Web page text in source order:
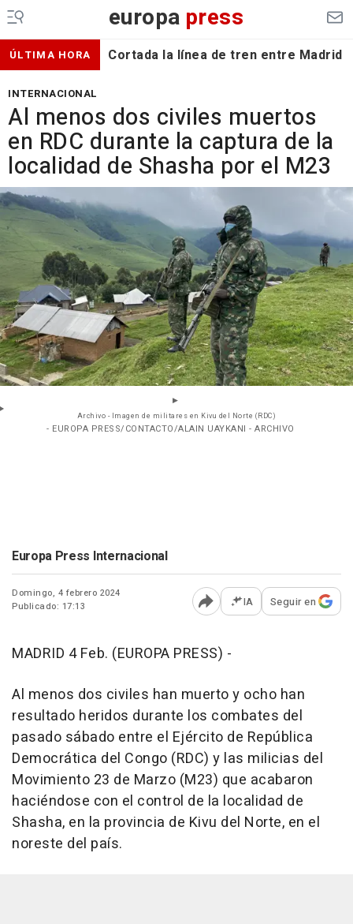
europa press
ÚLTIMA HORA Cortada la línea de tren entre Madrid
INTERNACIONAL
Al menos dos civiles muertos
en RDC durante la captura de la
localidad de Shasha por el M23
Archivo - Imagen de militares en Kivu del Norte (RDC)
- EUROPA PRESS/CONTACTO/ALAIN UAYKANI - ARCHIVO
Europa Press Internacional
Domingo, 4 febrero 2024
Publicado: 17:13
Abrir opciones para
IA Seguir en
MADRID 4 Feb. (EUROPA PRESS) -
Al menos dos civiles han muerto y ocho han
resultado heridos durante los combates del
pasado sábado entre el Ejército de República
Democrática del Congo (RDC) y las milicias del
Movimiento 23 de Marzo (M23) que acabaron
haciéndose con el control de la localidad de
Shasha, en la provincia de Kivu del Norte, en el
noreste del país.